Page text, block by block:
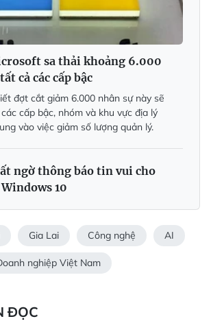
sa thải khoảng 6.000
cả các cấp bậc
đợt cắt giảm 6.000 nhân sự này sẽ
cấp bậc, nhóm và khu vực địa lý
vào việc giảm số lượng quản lý.
ngờ thông báo tin vui cho
10
Gia Lai Công nghệ AI
nghiệp Việt Nam
ĐỌC